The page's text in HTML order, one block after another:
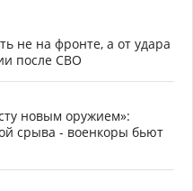
не на фронте, а от удара
после СВО
новым оружием»:
срыва - военкоры бьют